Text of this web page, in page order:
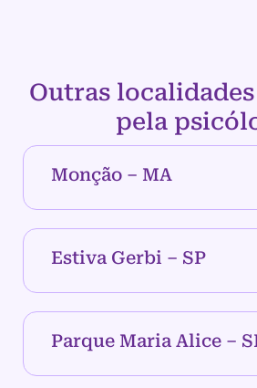
Outras
pela
Monção – MA
Estiva Gerbi – SP
Parque Maria Alice –